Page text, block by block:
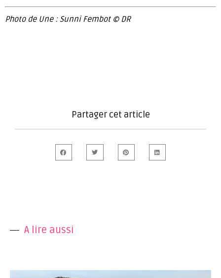
Photo de Une : Sunni Fembot © DR
Partager cet article
A lire aussi